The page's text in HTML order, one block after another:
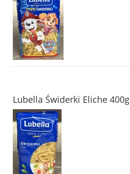
Lubella Świderki Eliche 400g